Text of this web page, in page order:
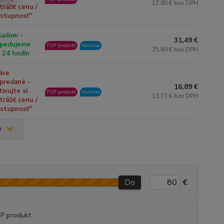
cenu /
17,80 € bez DPH
-
24 hodín
TOP produkt Novinka
31,49 €
25,60 € bez DPH
-
si
cenu /
TOP produkt Novinka
16,89 €
13,73 € bez DPH
Do €
produkt